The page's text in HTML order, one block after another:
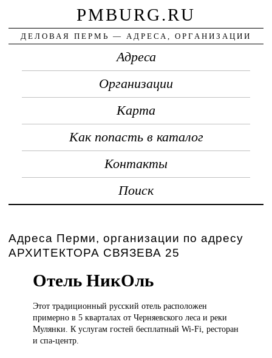
PMBURG.RU
ДЕЛОВАЯ ПЕРМЬ — АДРЕСА, ОРГАНИЗАЦИИ
Адреса
Организации
Карта
Как попасть в каталог
Контакты
Поиск
Адреса Перми, организации по адресу
АРХИТЕКТОРА СВЯЗЕВА 25
Отель НикОль
Этот традиционныйрусский отель расположен
примерно в 5 кварталах от Черняевского леса и реки
Мулянки. К услугам гостей бесплатный Wi-Fi, ресторан
и спа-центр.